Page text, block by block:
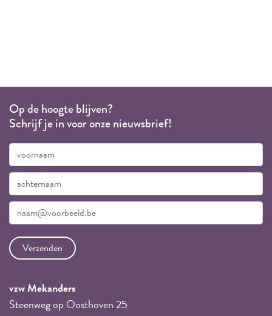
Op de hoogte blijven?
Schrijf je in voor onze nieuwsbrief!
vzw Mekanders
Steenweg op Oosthoven 25